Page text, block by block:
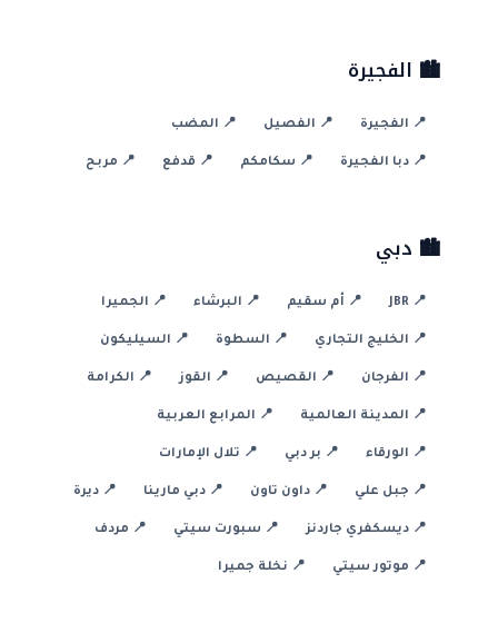
🏙️ الفجيرة
📍 الفجيرة 📍 الفصيل 📍 المضب
📍 دبا الفجيرة 📍 سكامكم 📍 قدفع 📍 مربح
🏙️ دبي
📍 JBR 📍 أم سقيم 📍 البرشاء 📍 الجميرا
📍 الخليج التجاري 📍 السطوة 📍 السيليكون
📍 الفرجان 📍 القصيص 📍 القوز 📍 الكرامة
📍 المدينة العالمية 📍 المرابع العربية
📍 الورقاء 📍 بر دبي 📍 تلال الإمارات
📍 جبل علي 📍 داون تاون 📍 دبي مارينا 📍 ديرة
📍 ديسكفري جاردنز 📍 سبورت سيتي 📍 مردف
📍 موتور سيتي 📍 نخلة جميرا